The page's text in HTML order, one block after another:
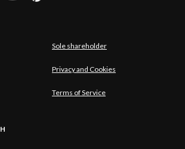
Sole shareholder
Privacy and Cookies
Terms of Service